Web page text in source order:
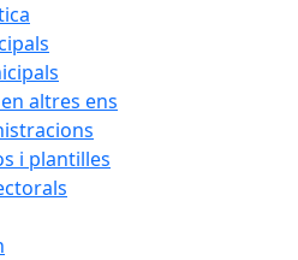
altres ens
i plantilles